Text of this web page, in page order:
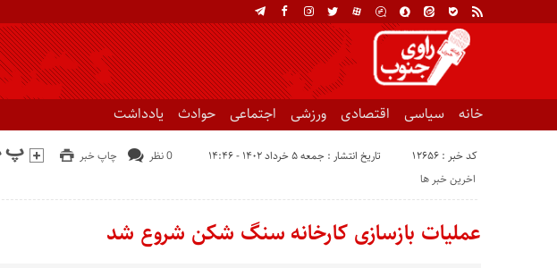
خانه سیاسی اقتصادی ورزشی اجتماعی حوادث یادداشت
کد خبر : 12656 تاریخ انتشار : جمعه ۵ خرداد ۱۴۰۲ - ۱۴:۴۶ چاپ خبر
0 نظر
اخرین خبر ها
عملیات بازسازی کارخانه سنگ شکن شروع شد